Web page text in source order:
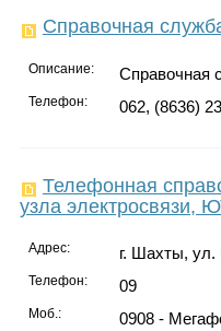
Справочная
Описание: Справочная
Телефон: 062, (8636)
Телефонная
узла электросвязи,
Адрес: г. Шахты, ул.
Телефон: 09
Моб.: 0908 -